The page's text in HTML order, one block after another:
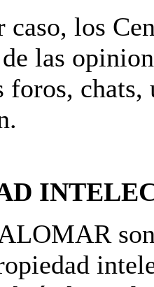
caso, los
las
foros, chats,